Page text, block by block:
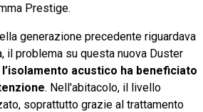
Prestige.
generazione precedente riguardava
il problema su questa nuova Duster
l’isolamento acustico ha beneficiato
. Nell'abitacolo, il livello
soprattutto grazie al trattamento